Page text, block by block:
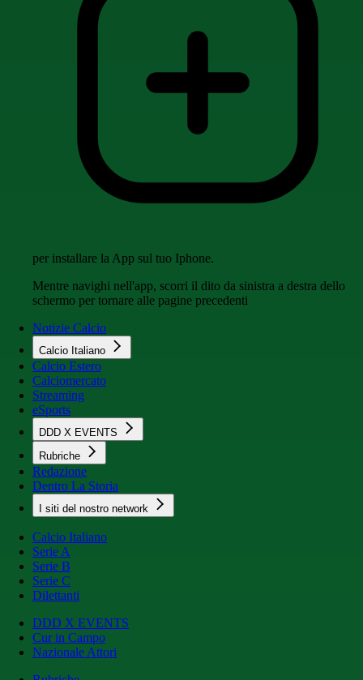
per installare la App sul tuo Iphone.
Mentre navighi nell'app, scorri il dito da sinistra a destra dello
schermo per tornare alle pagine precedenti
Notizie Calcio
Calcio Italiano
Calcio Estero
Calciomercato
Streaming
eSports
DDD X EVENTS
Rubriche
Redazione
Dentro La Storia
I siti del nostro network
Calcio Italiano
Serie A
Serie B
Serie C
Dilettanti
DDD X EVENTS
Cur in Campo
Nazionale Attori